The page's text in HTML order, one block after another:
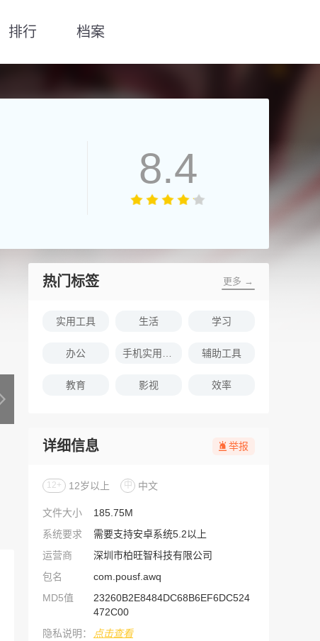
排行 档案
8.4
热门标签 更多 →
实用工具 生活 学习
办公 辅助工具
教育 影视 效率
详细信息 举报
12+ 12岁以上 中 中文
文件大小
185.75M
系统要求
需要支持安卓系统5.2以上
运营商
深圳市柏旺智科技有限公司
包名
com.pousf.awq
MD5值
23260B2E8484DC68B6EF6DC524
472C00
隐私说明：
点击查看